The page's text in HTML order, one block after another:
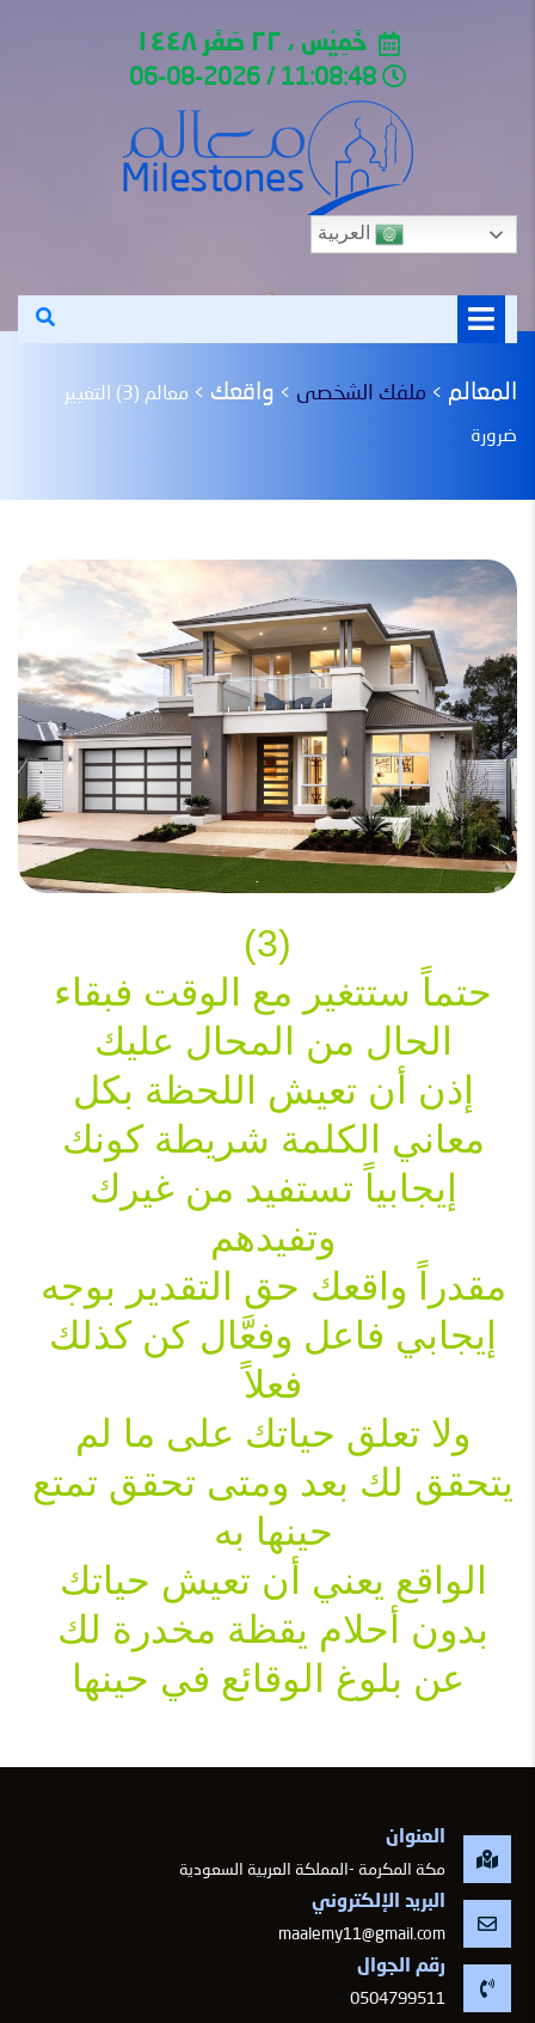
خَمِيْس ، ٢٢ صَفَر ١٤٤٨
العربية
المعالم > ملفك الشخصى > واقعك > معالم (3) التغيير
ضرورة
حتماً ستتغير مع الوقت فبقاء
إذن أن تعيش اللحظة بكل
معاني الكلمة شريطة كونك
إيجابياً تستفيد من غيرك
مقدراً واقعك حق التقدير بوجه
إيجابي فاعل وفعَّال كن كذلك
ولا تعلق حياتك على ما لم
يتحقق لك بعد ومتى تحقق تمتع
حينها به
الواقع يعني أن تعيش حياتك
بدون أحلام يقظة مخدرة لك
عن بلوغ الوقائع في حينها
العنوان
مكة المكرمة -المملكة العربية السعودية
البريد الإلكتروني
maalemy11@gmail.com
رقم الجوال
0504799511
-